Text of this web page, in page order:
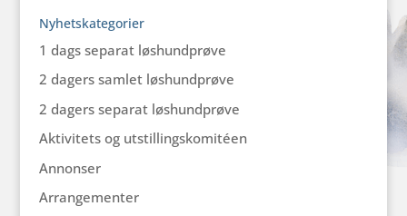
Nyhetskategorier
1 dags separat løshundprøve
2 dagers samlet løshundprøve
2 dagers separat løshundprøve
Aktivitets og utstillingskomitéen
Annonser
Arrangementer